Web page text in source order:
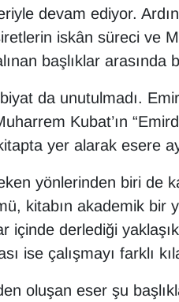
devam ediyor.
iskân süreci ve
başlıklar arasında
da unutulmadı.
Kubat’ın
yer alarak esere
yönlerinden biri de
kitabın akademik bir
içinde derlediği
ise çalışmayı farklı
oluşan eser şu